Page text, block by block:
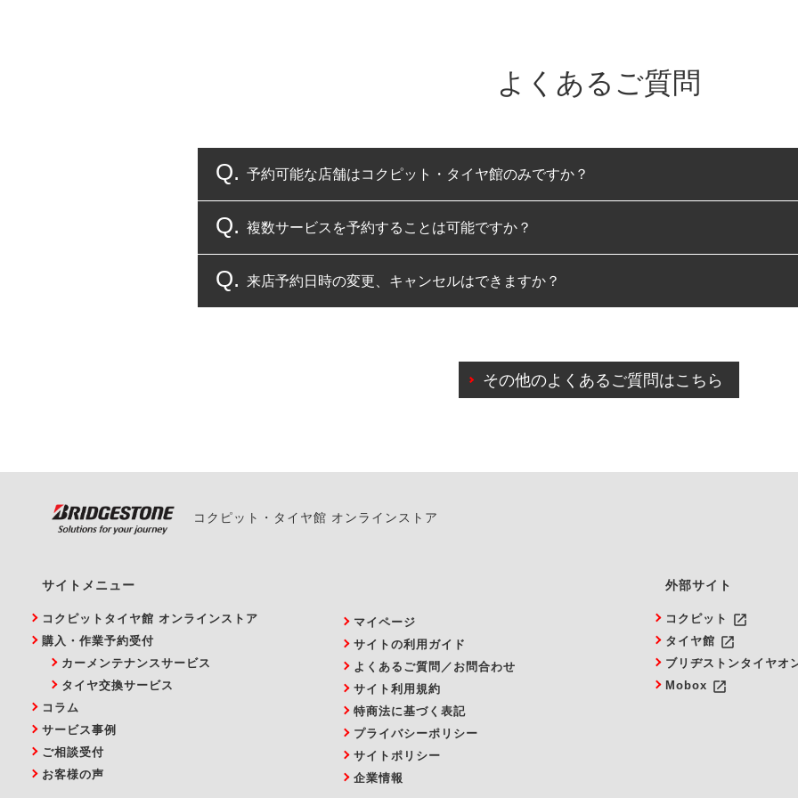
よくあるご質問
予約可能な店舗はコクピット・タイヤ館のみですか？
コクピット・タイヤ館のみとなります。
複数サービスを予約することは可能ですか？
複数サービスのご予約は可能です。
来店予約日時の変更、キャンセルはできますか？
また、やむを得ない事由によりご予約のキャンセルをご希望の際は、直接ご予約いた
その他のよくあるご質問はこちら
コクピット・タイヤ館 オンラインストア
サイトメニュー
コクピットタイヤ館 オンラインストア
購入・作業予約受付
カーメンテナンスサービス
タイヤ交換サービス
コラム
サービス事例
ご相談受付
お客様の声
マイページ
サイトの利用ガイド
よくあるご質問／お問合わせ
サイト利用規約
特商法に基づく表記
プライバシーポリシー
サイトポリシー
企業情報
外部サイト
コクピット launch
タイヤ館 launch
ブリヂストンタイヤオ
Mobox launch